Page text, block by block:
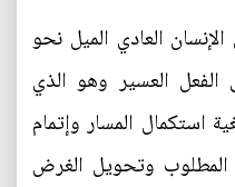
العادي الميل نحو
الفعل العسير وهو الذي
استكمال المسار وإتمام
المطلوب وتحويل الغرض